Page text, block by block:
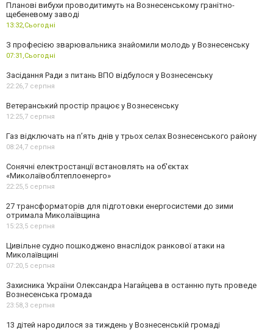
Планові вибухи проводитимуть на Вознесенському гранітно-
щебеневому заводі
13:32,Сьогодні
З професією зварювальника знайомили молодь у Вознесенську
07:31,Сьогодні
Засідання Ради з питань ВПО відбулося у Вознесенську
22:26,7 серпня
Ветеранський простір працює у Вознесенську
12:25,7 серпня
Газ відключать на п’ять днів у трьох селах Вознесенського району
08:24,7 серпня
Сонячні електростанції встановлять на об'єктах
«Миколаївоблтеплоенерго»
22:25,5 серпня
27 трансформаторів для підготовки енергосистеми до зими
отримала Миколаївщина
15:23,5 серпня
Цивільне судно пошкоджено внаслідок ранкової атаки на
Миколаївщині
07:20,5 серпня
Захисника України Олександра Нагайцева в останню путь проведе
Вознесенська громада
23:58,3 серпня
13 дітей народилося за тиждень у Вознесенській громаді